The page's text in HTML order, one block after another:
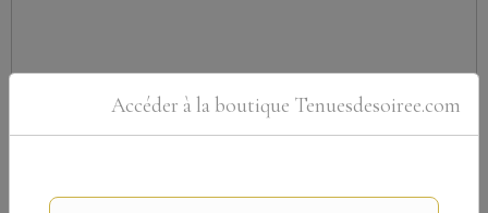
Accéder à la boutique Tenuesdesoiree.com